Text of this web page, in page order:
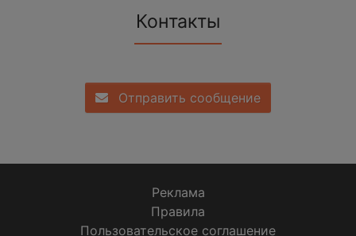
Контакты
Отправить сообщение
Реклама
Правила
Пользовательское соглашение